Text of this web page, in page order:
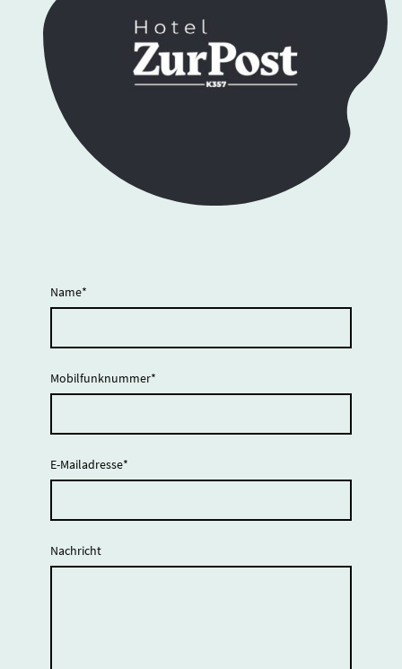
Name*
Mobilfunknummer*
E-Mailadresse*
Nachricht